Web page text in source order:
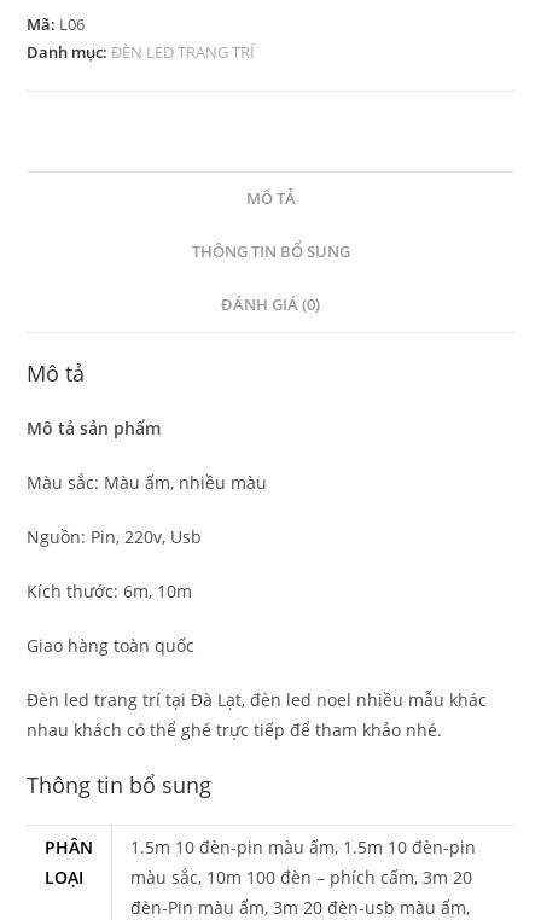
Mã: L06
Danh mục:ĐÈN LED TRANG TRÍ
MÔ TẢ
THÔNG TIN BỔ SUNG
ĐÁNH GIÁ (0)
Mô tả
Mô tả sản phẩm
Màu sắc: Màu ấm, nhiều màu
Nguồn: Pin, 220v, Usb
Kích thước: 6m, 10m
Giao hàng toàn quốc
Đèn led trang trí tại Đà Lạt, đèn led noel nhiều mẫu khác
nhau khách có thể ghé trực tiếp để tham khảo nhé.
Thông tin bổ sung
PHÂN
LOẠI
1.5m 10 đèn-pin màu ấm, 1.5m 10 đèn-pin
màu sắc, 10m 100 đèn – phích cấm, 3m 20
đèn-Pin màu ấm, 3m 20 đèn-usb màu ấm,